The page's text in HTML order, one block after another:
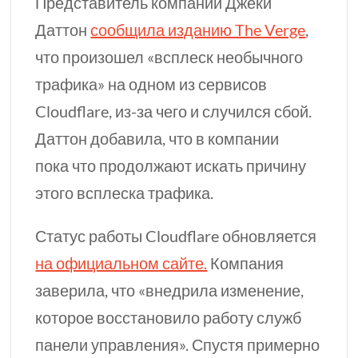
Даттонсообщила изданию The Verge
что произошел «всплеск необычного
трафика» на одном из сервисов
Cloudflare, из-за чего и случился сбой.
Даттон добавила, что в компании
пока что продолжают искать причину
этого всплеска трафика.
Статус работы Cloudflare обновляется
на официальном сайте. Компания
заверила, что «внедрила изменение,
которое восстановило работу служб
панели управления». Спустя примерно